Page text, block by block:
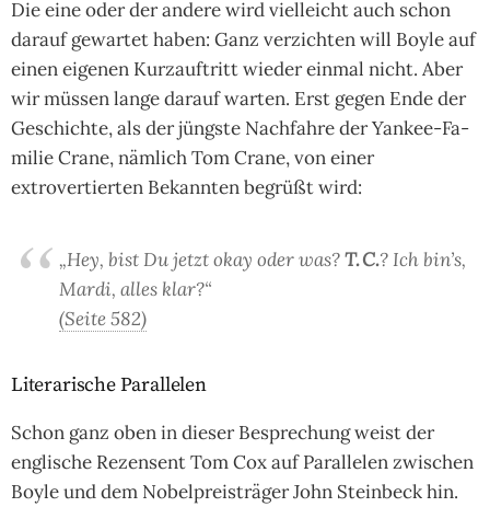
Die eine oder der andere wird vielleicht auch schon
darauf gewartet haben: Ganz verzichten will Boyle auf
einen eigenen Kurzauftritt wieder einmal nicht. Aber
wir müssen lange darauf warten. Erst gegen Ende der
Geschichte, als der jüngste Nachfahre der Yan­kee-Fa­
mi­lie Crane, nämlich Tom Crane, von einer
extrovertierten Bekannten begrüßt wird:
„Hey, bist Du jetzt okay oder was?T. C.? Ich bin’s,
Mardi, alles klar?“
(Seite 582)
Literarische Parallelen
Schon ganz oben in dieser Besprechung weist der
englische Rezensent Tom Cox auf Parallelen zwischen
Boyle und dem Nobelpreisträger John Steinbeck hin.